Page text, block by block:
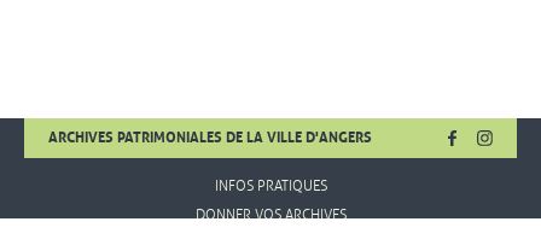
ARCHIVES PATRIMONIALES DE LA VILLE D'ANGERS FACEBOOK
, OUVRE
,
INFOS PRATIQUES
DONNER VOS ARCHIVES